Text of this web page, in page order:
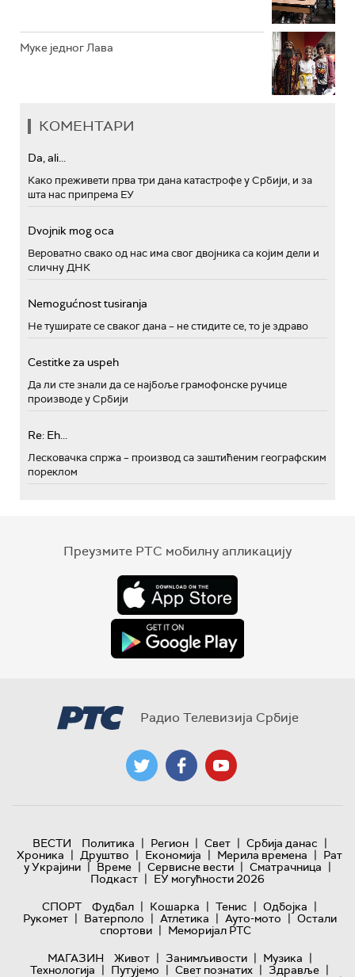
Муке једног Лава
КОМЕНТАРИ
Da, ali...
Како преживети прва три дана катастрофе у Србији, и за
шта нас припрема ЕУ
Dvojnik mog oca
Вероватно свако од нас има свог двојника са којим дели и
сличну ДНК
Nemogućnost tusiranja
Не туширате се сваког дана – не стидите се, то је здраво
Cestitke za uspeh
Да ли сте знали да се најбоље грамофонске ручице
производе у Србији
Re: Eh...
Лесковачка спржа – производ са заштићеним географским
пореклом
Преузмите РТС мобилну апликацију
Радио Телевизија Србије
ВЕСТИ Политика | Регион | Свет | Србија данас |
Хроника | Друштво | Економија | Мерила времена | Рат
у Украјини | Време | Сервисне вести | Сматрачница |
Подкаст | ЕУ могућности 2026
СПОРТ
Фудбал | Кошарка | Тенис | Одбојка |
Рукомет | Ватерполо | Атлетика | Ауто-мото | Остали
спортови | Меморијал РТС
МАГАЗИН
Живот | Занимљивости | Музика |
Технологијa | Путујемо | Свет познатих | Здравље |